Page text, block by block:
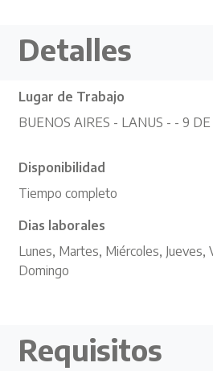
Detalles
Lugar de Trabajo
BUENOS AIRES - LANUS - - 9 DE
Disponibilidad
Tiempo completo
Dias laborales
Lunes, Martes, Miércoles, Jueves,
Domingo
Requisitos